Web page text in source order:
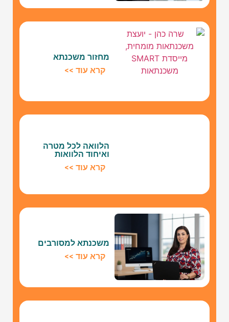
מחזור משכנתא
קרא עוד >>
הלוואה לכל מטרה
ואיחוד הלוואות
קרא עוד >>
משכנתא למסורבים
קרא עוד >>